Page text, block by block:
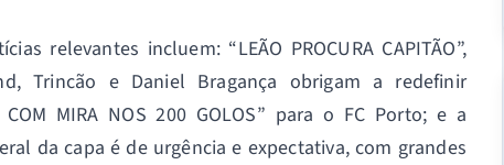
relevantes incluem: “LEÃO PROCURA CAPITÃO”,
Trincão e Daniel Bragança obrigam a redefinir
COM MIRA NOS 200 GOLOS” para o FC Porto; e a
da capa é de urgência e expectativa, com grandes